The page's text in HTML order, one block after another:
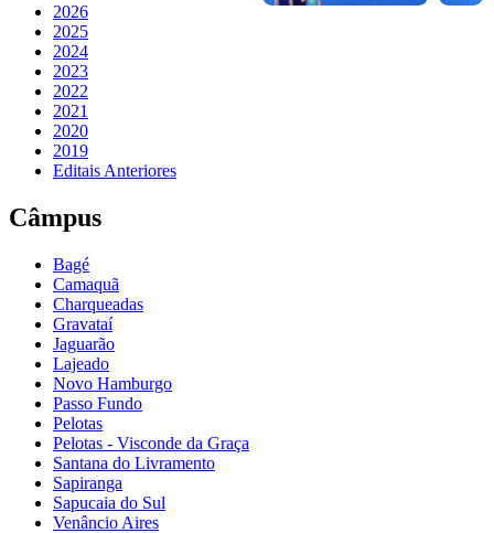
2026
2025
2024
2023
2022
2021
2020
2019
Editais Anteriores
Câmpus
Bagé
Camaquã
Charqueadas
Gravataí
Jaguarão
Lajeado
Novo Hamburgo
Passo Fundo
Pelotas
Pelotas - Visconde da Graça
Santana do Livramento
Sapiranga
Sapucaia do Sul
Venâncio Aires